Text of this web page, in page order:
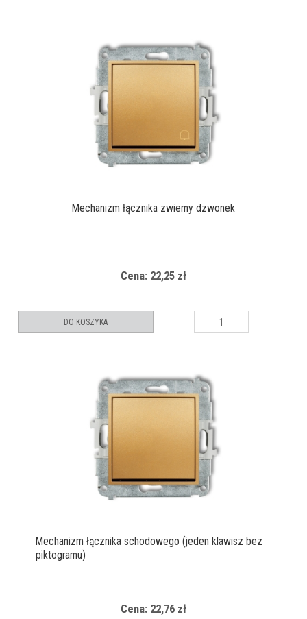
Mechanizm łącznika zwierny dzwonek
Cena: 22,25 zł
DO KOSZYKA
Mechanizm łącznika schodowego (jeden klawisz bez
piktogramu)
Cena: 22,76 zł